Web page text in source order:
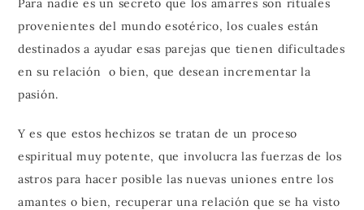
Para nadie es un secreto que los amarres son rituales
provenientes del mundo esotérico, los cuales están
destinados a ayudar esas parejas que tienen dificultades
en su relación o bien, que desean incrementar la
pasión.
Y es que estos hechizos se tratan de un proceso
espiritual muy potente, que involucra las fuerzas de los
astros para hacer posible las nuevas uniones entre los
amantes o bien, recuperar una relación que se ha visto